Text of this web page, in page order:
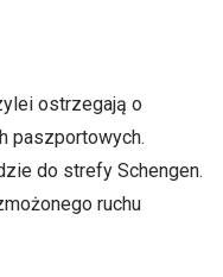
ostrzegają o
paszportowych.
do strefy Schengen.
ruchu